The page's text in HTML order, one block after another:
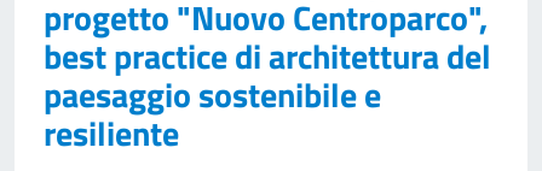
progetto "Nuovo Centroparco",
best practice di architettura del
paesaggio sostenibile e
resiliente